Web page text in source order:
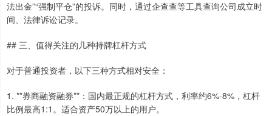
法出金”“强制平仓”的投诉。同时，通过企查查等工具查询公司成立时
间、法律诉讼记录。
## 三、值得关注的几种持牌杠杆方式
对于普通投资者，以下三种方式相对安全：
1. **券商融资融券**：国内最正规的杠杆方式，利率约6%-8%，杠杆
比例最高1:1。适合资产50万以上的用户。